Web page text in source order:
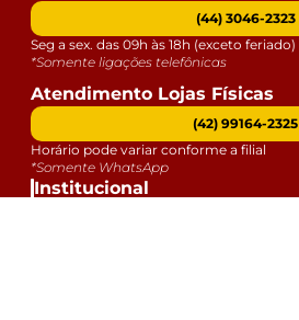
Institucional
(44) 3046-2323
Seg a sex. das 09h às 18h (exceto feriado)
*Somente ligações telefônicas
Atendimento Lojas Físicas
(42) 99164-2325
Horário pode variar conforme a filial
*Somente WhatsApp